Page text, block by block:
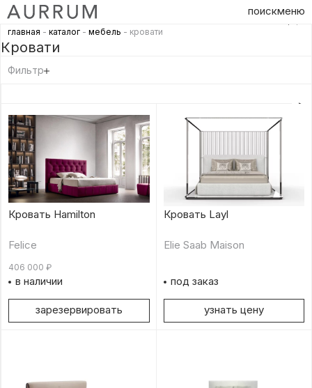
поискменю
главная - каталог - мебель - кровати
Кровати
Фильтр
Кровать Hamilton
Felice
406 000 ₽
в наличии
зарезервировать
Кровать Layl
Elie Saab Maison
под заказ
узнать цену